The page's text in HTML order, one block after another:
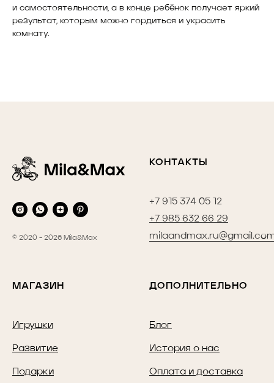
и самостоятельности, а в конце ребёнок получает яркий
результат, которым можно гордиться и украсить
комнату.
© 2020 - 2026 Mila&Max
КОНТАКТЫ
+7 915 374 05 12
+7 985 632 66 29
МАГАЗИН
Игрушки
Развитие
Подарки
ДОПОЛНИТЕЛЬНО
Блог
История о нас
Оплата и доставка